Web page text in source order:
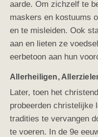
aarde. Om zichzelf te
maskers en kostuums
en te misleiden. Ook
aan en lieten ze
eerbetoon aan hun
Allerheiligen,
Later, toen het
probeerden christelijke
tradities te vervangen
te voeren. In de 9e